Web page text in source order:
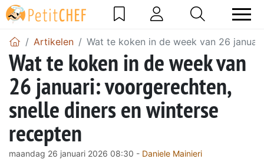
Artikelen Wat te koken in de week van 26
Wat te koken in de week van
26 januari: voorgerechten,
snelle diners en winterse
recepten
maandag 26 januari 2026 08:30 - Daniele Mainieri